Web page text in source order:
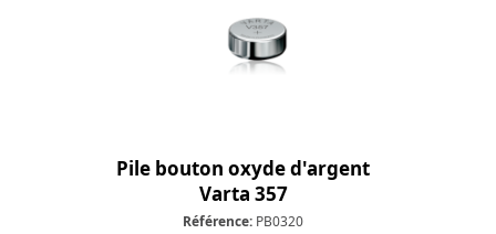
Pile bouton oxyde d'argent
Varta 357
Référence: PB0320